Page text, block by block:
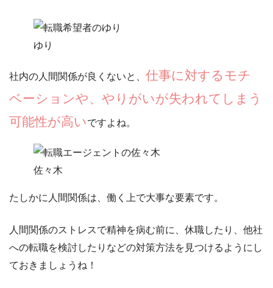
ゆり
社内の人間関係が良くないと、 仕事に対するモチ
ベーションや、やりがいが失われてしまう
可能性が高いですよね。
佐々木
たしかに人間関係は、働く上で大事な要素です。
人間関係のストレスで精神を病む前に、 休職したり、他社
への転職を検討したりなどの対策方法を見つけるようにし
ておきましょうね！